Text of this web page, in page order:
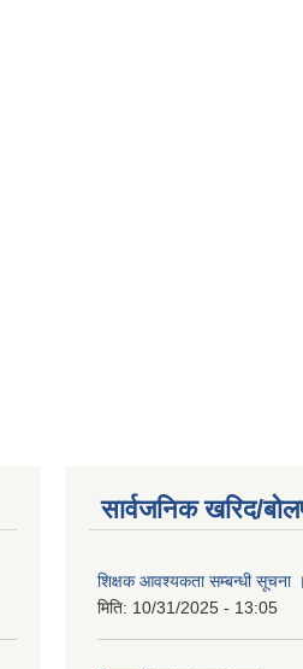
सार्वजनिक खरिद/
शिक्षक आवश्यकता सम्बन्धी सूचना ।
मिति: 10/31/2025 - 13:05